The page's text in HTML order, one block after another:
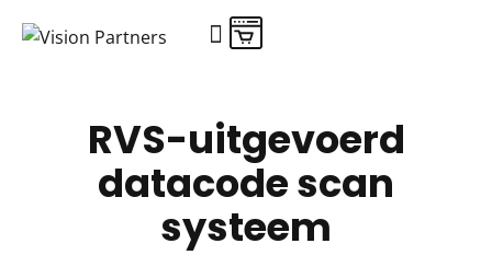
RVS-uitgevoerd
datacode scan
systeem